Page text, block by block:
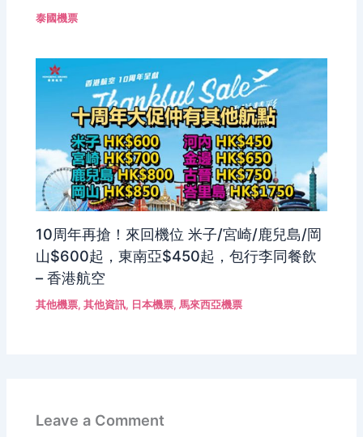
泰國機票
10周年再搶！來回機位 米子/宮崎/鹿兒島/岡
山$600起，東南亞$450起，包行李同餐飲
– 香港航空
其他機票,其他資訊, 日本機票,馬來西亞機票
Leave a Comment